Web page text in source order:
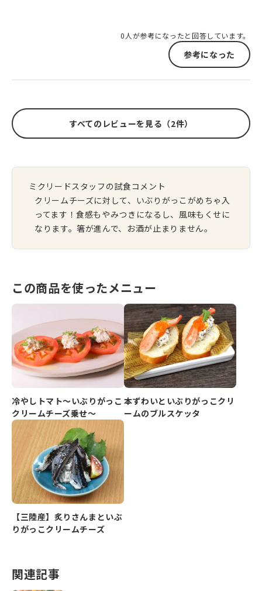
0人が参考になったと回答しています。
参考になった
すべてのレビューを見る（2件）
ミクリードスタッフの試食コメント
クリームチーズに対して、いぶりがっこがめちゃ入
ってます！食感もやみつきになるし、風味もくせに
なります。箸が進んで、お酒が止まりません。
この商品を使ったメニュー
冷やしトマト～いぶりがっこ
クリームチーズ乗せ～
本ずわいといぶりがっこクリ
ームのブルスケッタ
【三陸産】炙りさんまといぶ
りがっこクリームチーズ
関連記事